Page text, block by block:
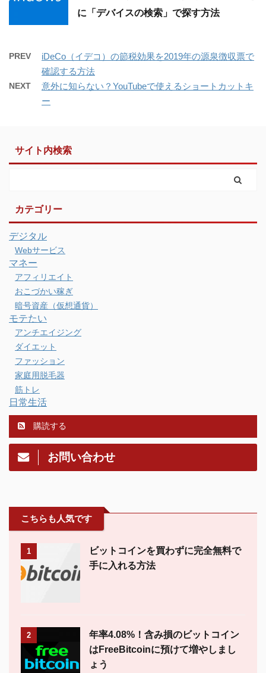
に「デバイスの検索」で探す方法
PREV
iDeCo（イデコ）の節税効果を2019年の源泉徴収票で
確認する方法
NEXT
意外に知らない？YouTubeで使えるショートカットキ
ー
サイト内検索
カテゴリー
デジタル
Webサービス
マネー
アフィリエイト
おこづかい稼ぎ
暗号資産（仮想通貨）
モテたい
アンチエイジング
ダイエット
ファッション
家庭用脱毛器
筋トレ
日常生活
購読する
お問い合わせ
こちらも人気です
1
ビットコインを買わずに完全無料で
手に入れる方法
2
年率4.08%！含み損のビットコイン
はFreeBitcoinに預けて増やしまし
ょう